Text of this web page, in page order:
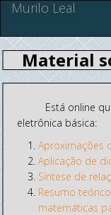
Murilo Leal
Material
Está online
eletrônica básica:
Aproximações
Aplicação de
Síntese de
Resumo
matemáticas